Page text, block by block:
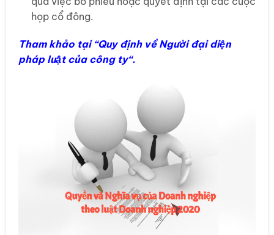
họp cổ đông.
Tham khảo tại “Quy định về Người đại diện
pháp luật của công ty“.